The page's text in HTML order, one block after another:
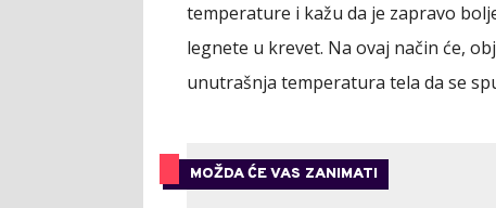
temperature i kažu da je zapravo
legnete u krevet. Na ovaj način će,
unutrašnja temperatura tela da se
MOŽDA ĆE VAS ZANIMATI